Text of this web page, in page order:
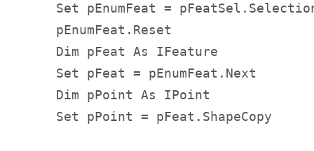
Set pEnumFeat =
    pEnumFeat.Reset
    Dim pFeat As IFeature
    Set pFeat = pEnumFeat.Next
    Dim pPoint As IPoint
    Set pPoint = pFeat.ShapeCopy